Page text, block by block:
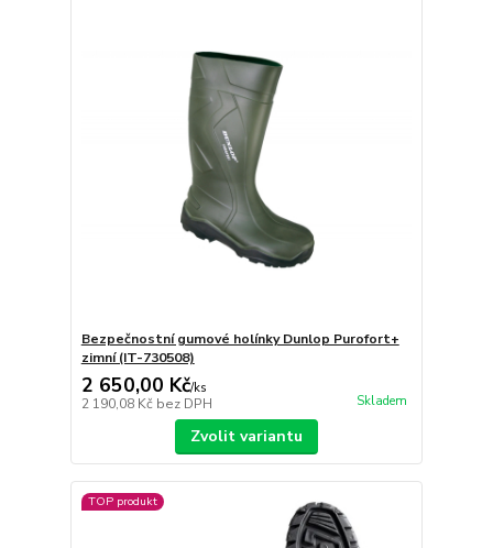
Bezpečnostní gumové holínky Dunlop Purofort+
zimní (IT-730508)
2 650,00 Kč/ks
2 190,08 Kč bez DPH Skladem
Zvolit variantu
TOP produkt